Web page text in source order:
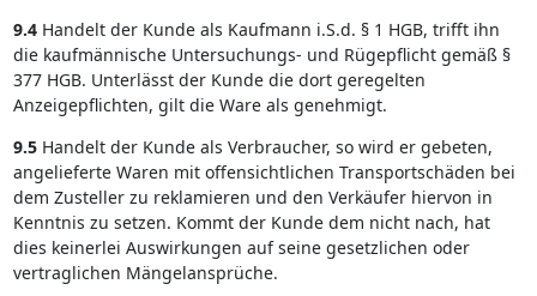
9.4Handelt der Kunde als Kaufmann i.S.d. § 1 HGB, trifft ihn
die kaufmännische Untersuchungs- und Rügepflicht gemäß §
377 HGB. Unterlässt der Kunde die dort geregelten
Anzeigepflichten, gilt die Ware als genehmigt.
9.5Handelt der Kunde als Verbraucher, so wird er gebeten,
angelieferte Waren mit offensichtlichen Transportschäden bei
dem Zusteller zu reklamieren und den Verkäufer hiervon in
Kenntnis zu setzen. Kommt der Kunde dem nicht nach, hat
dies keinerlei Auswirkungen auf seine gesetzlichen oder
vertraglichen Mängelansprüche.